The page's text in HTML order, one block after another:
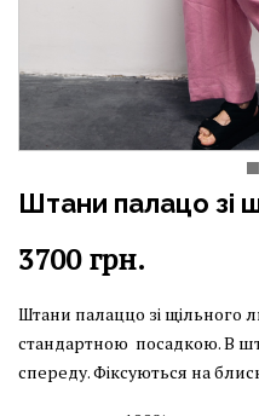
Штани палацо зі
3700грн.
Штани палаццо зі щільного
стандартною посадкою. В
спереду. Фіксуються на